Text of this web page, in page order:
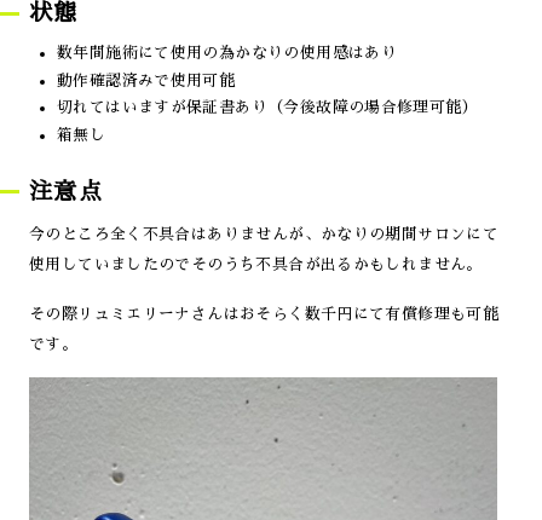
状態
数年間施術にて使用の為かなりの使用感はあり
動作確認済みで使用可能
切れてはいますが保証書あり（今後故障の場合修理可能）
箱無し
注意点
今のところ全く不具合はありませんが、かなりの期間サロンにて
使用していましたのでそのうち不具合が出るかもしれません。
その際リュミエリーナさんはおそらく数千円にて有償修理も可能
です。